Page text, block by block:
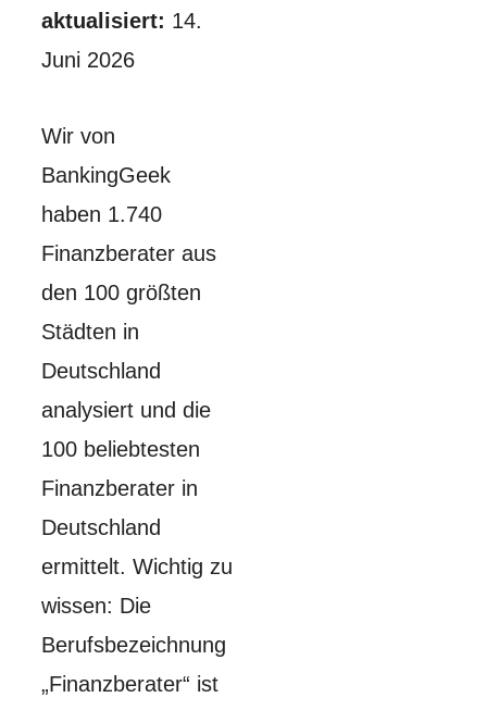
aktualisiert: 14.
Juni 2026
Wir von
BankingGeek
haben 1.740
Finanzberater aus
den 100 größten
Städten in
Deutschland
analysiert und die
100 beliebtesten
Finanzberater in
Deutschland
ermittelt. Wichtig zu
wissen: Die
Berufsbezeichnung
„Finanzberater“ ist